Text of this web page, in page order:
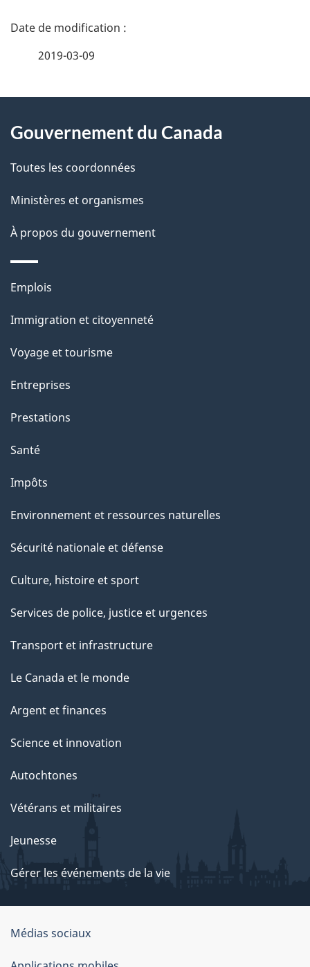
D
i
l
s
d
e
l
a
p
a
g
e
2019-03-09
propos
de
ce
site
Gouvernement du Canada
Toutes les coordonnées
Ministères et organismes
À propos du gouvernement
Thèmes
sujets
Emplois
Immigration et citoyenneté
Voyage et tourisme
Entreprises
Prestations
Santé
Impôts
Environnement et ressources naturelles
Sécurité nationale et défense
Culture, histoire et sport
Services de police, justice et urgences
Transport et infrastructure
Le Canada et le monde
Argent et finances
Science et innovation
Autochtones
Vétérans et militaires
Jeunesse
Gérer les événements de la vie
Organisation
du
Médias sociaux